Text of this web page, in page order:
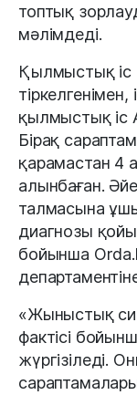
топтық
мәлімдеді.
Қылмыстық іс
қылмыстық іс
Бірақ
қарамастан 4
алынбаған.
талмасына
диагнозы
бойынша
«Жыныстық
фактісі
жүргізіледі.